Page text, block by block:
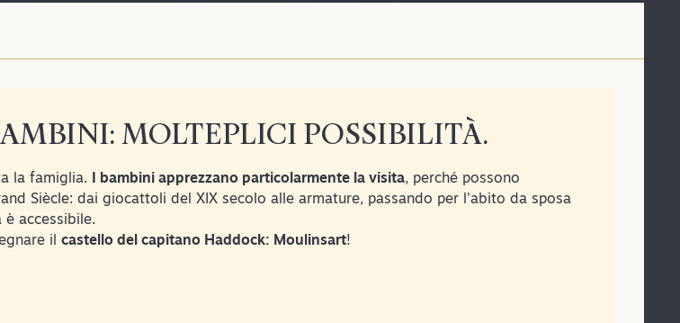
MOLTEPLICI POSSIBILITÀ.
la famiglia. I bambini apprezzano particolarmente la visita, perché possono
Siècle: dai giocattoli del XIX secolo alle armature, passando per l'abito da sposa
accessibile.
ilcastello del capitano Haddock: Moulinsart!